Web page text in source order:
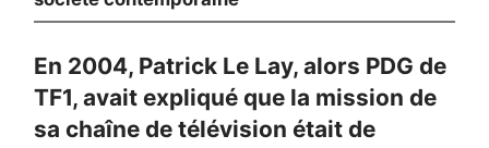
En 2004, Patrick Le Lay, alors PDG de
TF1, avait expliqué que la mission de
sa chaîne de télévision était de